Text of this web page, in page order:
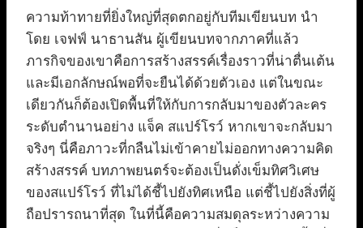
ความท้าทายที่ยิ่งใหญ่ที่สุดตกอยู่กับทีมเขียนบท นำ
โดย เจฟฟ์ นาธานสัน ผู้เขียนบทจากภาคที่แล้ว
ภารกิจของเขาคือการสร้างสรรค์เรื่องราวที่น่าตื่นเต้น
และมีเอกลักษณ์พอที่จะยืนได้ด้วยตัวเอง แต่ในขณะ
เดียวกันก็ต้องเปิดพื้นที่ให้กับการกลับมาของตัวละคร
ระดับตำนานอย่าง แจ็ค สแปร์โรว์ หากเขาจะกลับมา
จริงๆ นี่คือภาวะที่กลืนไม่เข้าคายไม่ออกทางความคิด
สร้างสรรค์ บทภาพยนตร์จะต้องเป็นดั่งเข็มทิศวิเศษ
ของสแปร์โรว์ ที่ไม่ได้ชี้ไปยังทิศเหนือ แต่ชี้ไปยังสิ่งที่ผู้
ถือปรารถนาที่สุด ในที่นี้คือความสมดุลระหว่างความ